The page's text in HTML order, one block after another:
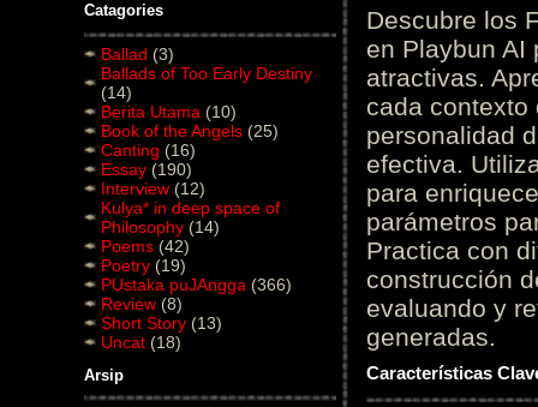
Catagories
Ballad (3)
Ballads of Too Early Destiny
(14)
Berita Utama (10)
Book of the Angels (25)
Canting (16)
Essay (190)
Interview (12)
Kulya* in deep space of
Philosophy (14)
Poems (42)
Poetry (19)
PUstaka puJAngga (366)
Review (8)
Short Story (13)
Uncat (18)
Arsip
Descubre los
en Playbun AI
atractivas.
cada contexto
personalidad
efectiva.
para
parámetros
Practica con
construcción
evaluando y
generadas.
Características